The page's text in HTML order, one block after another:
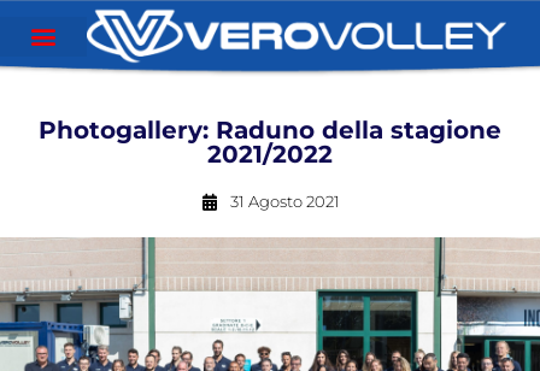
Photogallery: Raduno della stagione
2021/2022
31 Agosto 2021